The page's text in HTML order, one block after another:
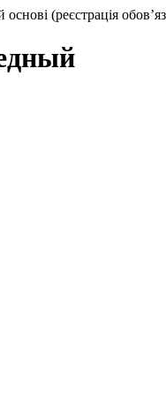
(реєстрація